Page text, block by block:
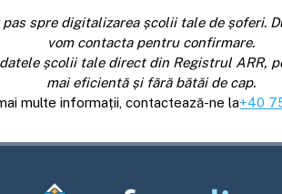
spre digitalizarea școlii tale de șoferi.
vom contacta pentru confirmare.
școlii tale direct din Registrul ARR,
mai eficientă și fără bătăi de cap.
multe informații, contactează-ne la+40